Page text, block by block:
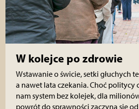
W kolejce po zdrowie
Wstawanie o świcie, setki głuchych
a nawet lata czekania. Choć politycy
nam system bez kolejek, dla
powrót do sprawności zaczyna się